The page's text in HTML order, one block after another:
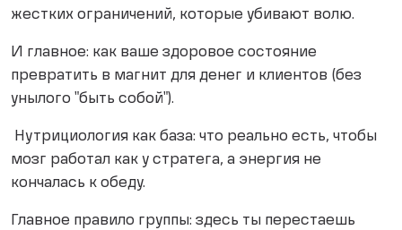
жестких ограничений, которые убивают волю.
И главное: как ваше здоровое состояние
превратить в магнит для денег и клиентов (без
унылого "быть собой").
Нутрициология как база: что реально есть, чтобы
мозг работал как у стратега, а энергия не
кончалась к обеду.
Главное правило группы: здесь ты перестаешь